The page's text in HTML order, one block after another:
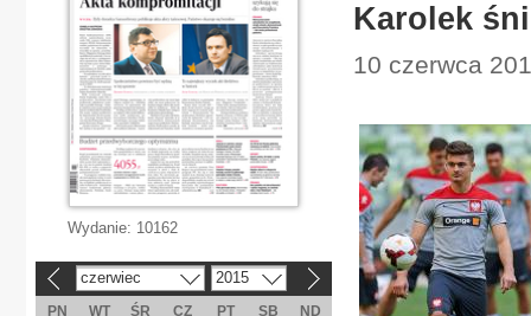
Karolek
10 czerwca
Wydanie: 10162
czerwiec 2015
PN WT ŚR CZ PT SB
ND